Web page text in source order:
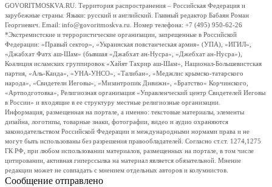
GOVORITMOSKVA.RU. Территория распространения – Российская Федерация и
зарубежные страны. Языки: русский и английский. Главный редактор Бабаян Роман
Георгиевич. Email: info@govoritmoskva.ru. Номер телефона: +7 (495) 950-62-26
*Экстремистские и террористические организации, запрещенные в Российской
Федерации: «Правый сектор», «Украинская повстанческая армия» (УПА), «ИГИЛ»,
«Джабхат Фатх аш-Шам» (бывшая «Джабхат ан-Нусра», «Джебхат ан-Нусра»),
Коалиция исламских группировок «Хайят Тахрир аш-Шам», Национал-Большевистская
партия, «Аль-Каида», «УНА-УНСО», «Талибан», «Меджлис крымско-татарского
народа», «Свидетели Иеговы», «Мизантропик Дивижн», «Братство» Корчинского,
«Артподготовка», Религиозная организация «Управленческий центр Свидетелей Иеговы
в России» и входящие в ее структуру местные религиозные организации.
Информация, размещенная на портале, а именно: текстовые материалы, элементы
дизайна, логотипы, товарные знаки, фотографии, видео и аудио охраняются
законодательством Российской Федерации и международными нормами права и не
могут быть использованы без разрешения правообладателей. Согласно ст.ст. 1274,1275
ГК РФ, при любом использовании материалов, размещенных на портале, в том числе
цитировании, активная гиперссылка на материал является обязательной. Мнение
редакции может не совпадать с мнением отдельных авторов и колумнистов.
Сообщение отправлено